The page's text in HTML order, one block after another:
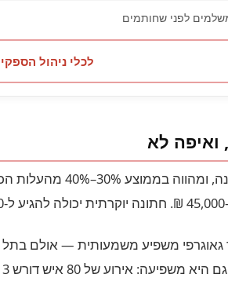
לפני שחותמים
לכלי ניהול
ואיפה לא